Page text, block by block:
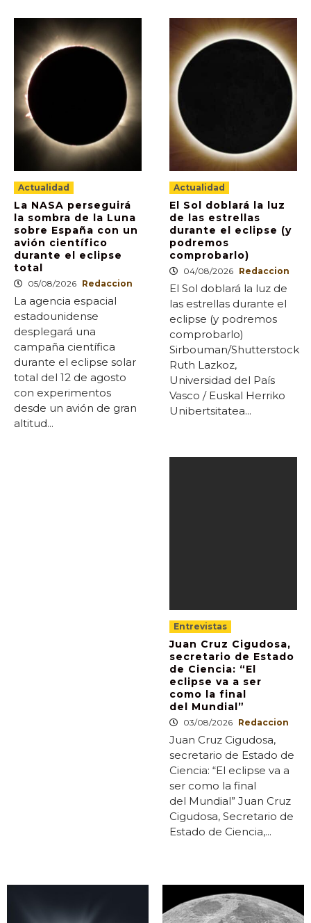
Actualidad
La NASA perseguirá
la sombra de la Luna
sobre España con un
avión científico
durante el eclipse
total
05/08/2026 Redaccion
La agencia espacial
estadounidense
desplegará una
campaña científica
durante el eclipse solar
total del 12 de agosto
con experimentos
desde un avión de gran
altitud...
Actualidad
El Sol doblará la luz
de las estrellas
durante el eclipse (y
podremos
comprobarlo)
04/08/2026 Redaccion
El Sol doblará la luz de
las estrellas durante el
eclipse (y podremos
comprobarlo)
Sirbouman/Shutterstock
Ruth Lazkoz,
Universidad del País
Vasco / Euskal Herriko
Unibertsitatea...
Entrevistas
Juan Cruz Cigudosa,
secretario de Estado
de Ciencia: “El
eclipse va a ser
como la final
del Mundial”
03/08/2026 Redaccion
Juan Cruz Cigudosa,
secretario de Estado de
Ciencia: “El eclipse va a
ser como la final
del Mundial” Juan Cruz
Cigudosa, Secretario de
Estado de Ciencia,...